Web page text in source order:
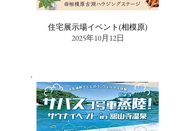
住宅展示場イベント(相模原)
2025年10月12日